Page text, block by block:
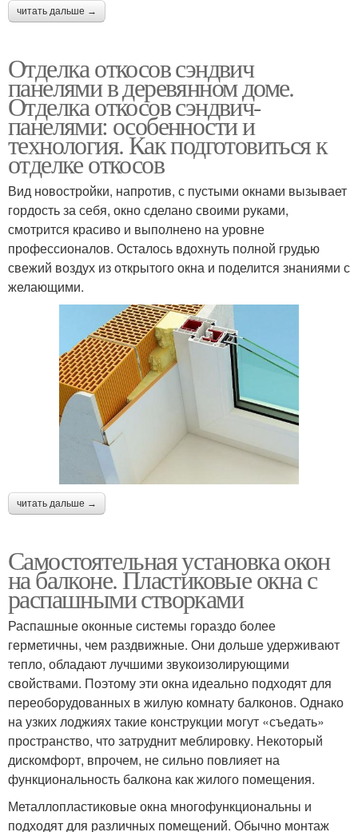
читать дальше →
Отделка откосов сэндвич
панелями в деревянном доме.
Отделка откосов сэндвич-
панелями: особенности и
технология. Как подготовиться к
отделке откосов
Вид новостройки, напротив, с пустыми окнами вызывает
гордость за себя, окно сделано своими руками,
смотрится красиво и выполнено на уровне
профессионалов. Осталось вдохнуть полной грудью
свежий воздух из открытого окна и поделится знаниями с
желающими.
читать дальше →
Самостоятельная установка окон
на балконе. Пластиковые окна с
распашными створками
Распашные оконные системы гораздо более
герметичны, чем раздвижные. Они дольше удерживают
тепло, обладают лучшими звукоизолирующими
свойствами. Поэтому эти окна идеально подходят для
переоборудованных в жилую комнату балконов. Однако
на узких лоджиях такие конструкции могут «съедать»
пространство, что затруднит меблировку. Некоторый
дискомфорт, впрочем, не сильно повлияет на
функциональность балкона как жилого помещения.
Металлопластиковые окна многофункциональны и
подходят для различных помещений. Обычно монтаж